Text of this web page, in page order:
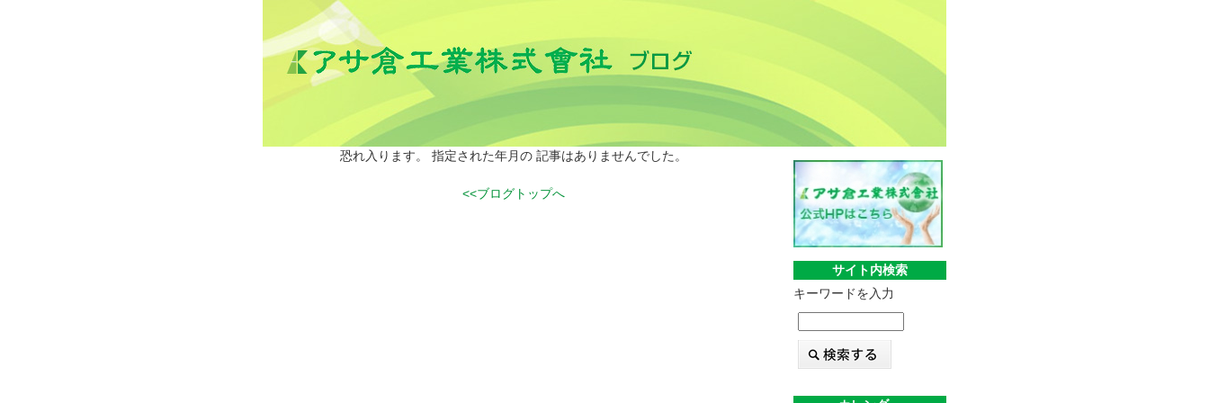
恐れ入ります。 指定された年月の 記事はありませんでした。
<<ブログトップへ
サイト内検索
キーワードを入力